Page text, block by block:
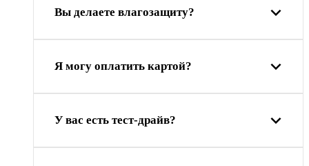
Вы делаете влагозащиту?
Я могу оплатить картой?
У вас есть тест-драйв?